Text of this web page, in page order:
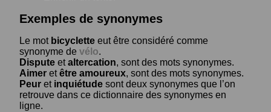
Exemples de synonymes
Le mot bicyclette eut être considéré comme
synonyme de vélo.
Dispute etaltercation, sont des mots synonymes.
Aimer etêtre amoureux, sont des mots synonymes.
Peur et inquiétude sont deux synonymes que l’on
retrouve dans ce dictionnaire des synonymes en
ligne.